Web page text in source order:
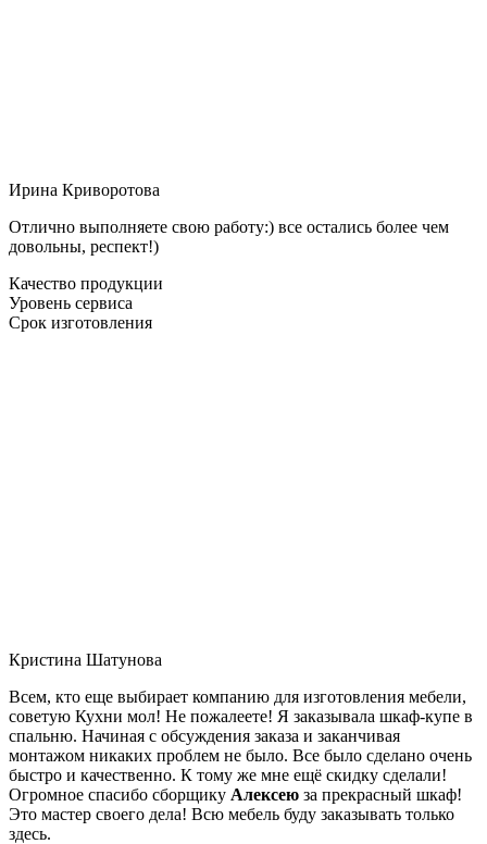
Ирина Криворотова
Отлично выполняете свою работу:) все остались более чем
довольны, респект!)
Качество продукции
Уровень сервиса
Срок изготовления
Кристина Шатунова
Всем, кто еще выбирает компанию для изготовления мебели,
советую Кухни мол! Не пожалеете! Я заказывала шкаф-купе в
спальню. Начиная с обсуждения заказа и заканчивая
монтажом никаких проблем не было. Все было сделано очень
быстро и качественно. К тому же мне ещё скидку сделали!
Огромное спасибо сборщику Алексею за прекрасный шкаф!
Это мастер своего дела! Всю мебель буду заказывать только
здесь.